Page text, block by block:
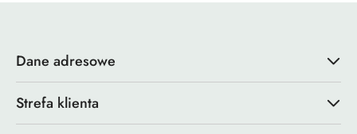
Dane adresowe
Strefa klienta